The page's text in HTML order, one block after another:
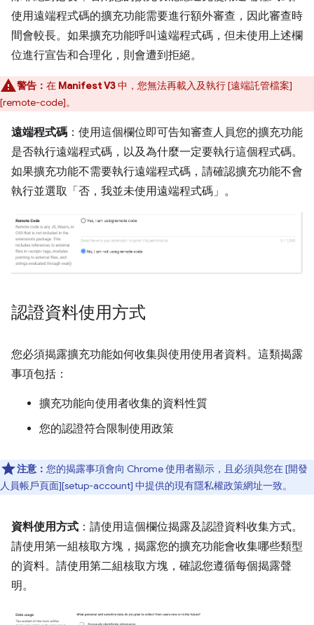
使用遠端程式碼的擴充功能需要進行額外審查，因此審查時
間會較長。如果擴充功能呼叫遠端程式碼，但未使用上述欄
位進行宣告和合理化，則會遭到拒絕。
警告： 在 Manifest V3中，您無法再載入及執行 [遠端託管檔案]
[remote-code]。
遠端程式碼 ：使用這個欄位即可告知審查人員您的擴充功能
是否執行遠端程式碼，以及為什麼一定要執行這個程式碼。
如果擴充功能不需要執行遠端程式碼，請確認擴充功能不會
執行並選取「否，我並未使用遠端程式碼」。
認證資料使用方式
您必須揭露擴充功能如何收集與使用使用者資料。這類揭露
事項包括：
擴充功能向使用者收集的資料性質
您的認證符合限制使用政策
注意： 您的揭露事項會向 Chrome 使用者顯示，且必須與您在 [開發
人員帳戶頁面][setup-account] 中提供的現有隱私權政策網址一致。
資料使用方式 ：請使用這個欄位揭露及認證資料收集方式。
請使用第一組核取方塊，揭露您的擴充功能會收集哪些類型
的資料。請使用第二組核取方塊，確認您遵循每個揭露聲
明。